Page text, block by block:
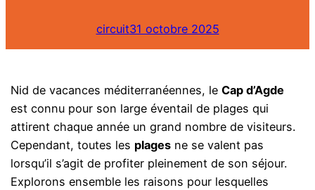
circuit31 octobre 2025
Nid de vacances méditerranéennes, leCap d’Agde
est connu pour son large éventail de plages qui
attirent chaque année un grand nombre de visiteurs.
Cependant, toutes les plages ne se valent pas
lorsqu’il s’agit de profiter pleinement de son séjour.
Explorons ensemble les raisons pour lesquelles